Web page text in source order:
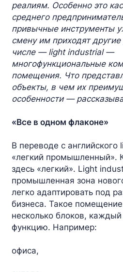
реалиям. Особенно это
среднего
привычные инструменты
смену им приходят
числе — light industrial —
многофункциональные
помещения. Что
объекты, в чем их
особенности —
«Все в одном флаконе»
В переводе с
«легкий промышленный».
здесь «легкий». Light
промышленная зона
легко адаптировать под
бизнеса. Такое
несколько блоков,
функцию. Например:
офиса,